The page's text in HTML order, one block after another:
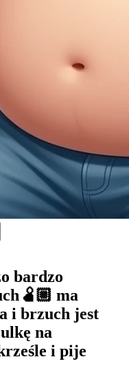
bardzo
ma
i brzuch jest
na
i pije